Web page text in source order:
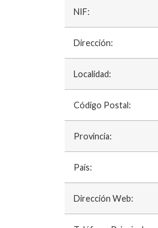
NIF:
Dirección:
Localidad:
Código Postal:
Provincia:
País:
Dirección Web: